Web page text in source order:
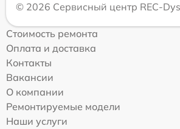
© 2026 Сервисный центр REC-
Стоимость ремонта
Оплата и доставка
Контакты
Вакансии
О компании
Ремонтируемые модели
Наши услуги